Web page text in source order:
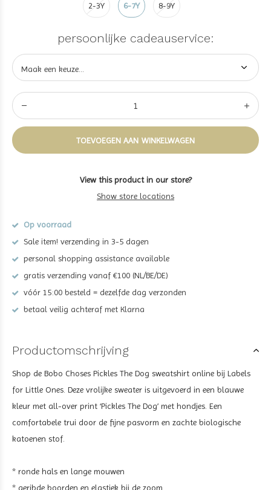
2-3Y 6-7Y 8-9Y
persoonlijke cadeauservice:
TOEVOEGEN AAN WINKELWAGEN
View this product in our store?
Show store locations
Op voorraad
Sale item! verzending in 3-5 dagen
personal shopping assistance available
gratis verzending vanaf €100 (NL/BE/DE)
vóór 15:00 besteld = dezelfde dag verzonden
betaal veilig achteraf met Klarna
Productomschrijving
Shop de Bobo Choses Pickles The Dog sweatshirt online bij Labels
for Little Ones. Deze vrolijke sweater is uitgevoerd in een blauwe
kleur met all-over print ‘Pickles The Dog’ met hondjes. Een
comfortabele trui door de fijne pasvorm en zachte biologische
katoenen stof.
* ronde hals en lange mouwen
* geribde boorden en elastiek bij de zoom